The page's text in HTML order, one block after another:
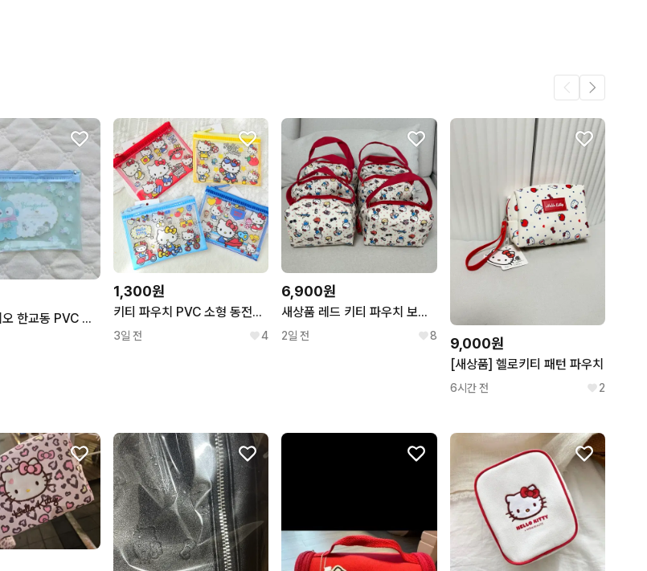
[정품] 산리오 한교동 PVC 파우치
1,300원
키티 파우치 PVC 소형 동전지갑
3일 전 4
6,900원
새상품 레드 키티 파우치 보조가방
2일 전 8 9,000원
[새상품] 헬로키티 패턴 파우치
6시간 전 2